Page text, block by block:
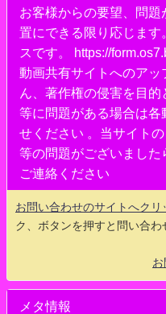
お客様からの要望、問
置にできる限り応じます
スです。 https://
動画共有サイトへのア
ん、著作権の侵害を目
等に問題がある場合は
せください 。当サイト
等の問題がございまし
ご連絡ください
お問い合わせのサイトへクリ
ク、ボタンを押すと問い合わ
お
メタ情報